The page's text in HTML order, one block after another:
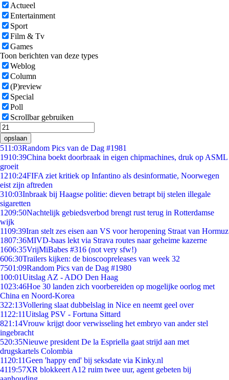
Actueel
Entertainment
Sport
Film & Tv
Games
Toon berichten van deze types
Weblog
Column
(P)review
Special
Poll
Scrollbar gebruiken
opslaan
511:03Random Pics van de Dag #1981
1910:39China boekt doorbraak in eigen chipmachines, druk op ASML
groeit
1210:24FIFA ziet kritiek op Infantino als desinformatie, Noorwegen
eist zijn aftreden
310:03Inbraak bij Haagse politie: dieven betrapt bij stelen illegale
sigaretten
1209:50Nachtelijk gebiedsverbod brengt rust terug in Rotterdamse
wijk
1109:39Iran stelt zes eisen aan VS voor heropening Straat van Hormuz
1807:36MIVD-baas lekt via Strava routes naar geheime kazerne
1606:35VrijMiBabes #316 (not very sfw!)
606:30Trailers kijken: de bioscoopreleases van week 32
7501:09Random Pics van de Dag #1980
100:01Uitslag AZ - ADO Den Haag
1023:46Hoe 30 landen zich voorbereiden op mogelijke oorlog met
China en Noord-Korea
322:13Vollering slaat dubbelslag in Nice en neemt geel over
11 22:11Uitslag PSV - Fortuna Sittard
821:14Vrouw krijgt door verwisseling het embryo van ander stel
ingebracht
520:35Nieuwe president De la Espriella gaat strijd aan met
drugskartels Colombia
11 20:11Geen 'happy end' bij seksdate via Kinky.nl
4119:57XR blokkeert A12 ruim twee uur, agent gebeten bij